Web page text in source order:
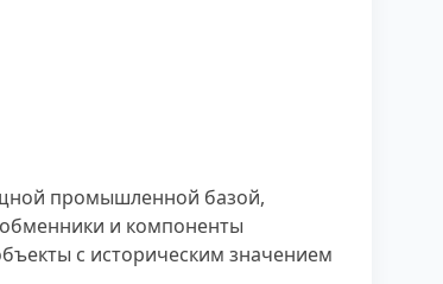
промышленной базой,
и компоненты
с историческим значением